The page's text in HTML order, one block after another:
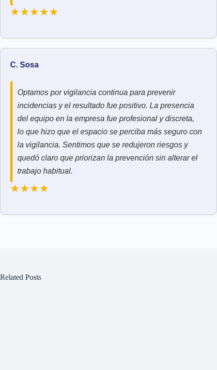
★★★★★
C. Sosa
Optamos por vigilancia continua para prevenir
incidencias y el resultado fue positivo. La presencia
del equipo en la empresa fue profesional y discreta,
lo que hizo que el espacio se perciba más seguro con
la vigilancia. Sentimos que se redujeron riesgos y
quedó claro que priorizan la prevención sin alterar el
trabajo habitual.
★★★★
Related Posts